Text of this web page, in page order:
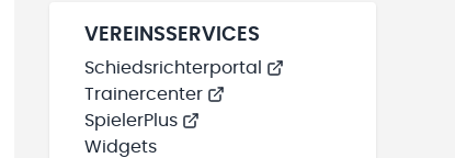
VEREINSSERVICES
Schiedsrichterportal
Trainercenter
SpielerPlus
Widgets